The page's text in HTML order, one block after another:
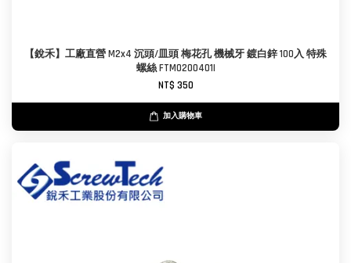
【銳禾】工廠直營 M2x4 沉頭/皿頭 梅花孔 機械牙 鍍白鋅 100入 特殊
螺絲 FTM0200401I
NT$ 350
加入購物車